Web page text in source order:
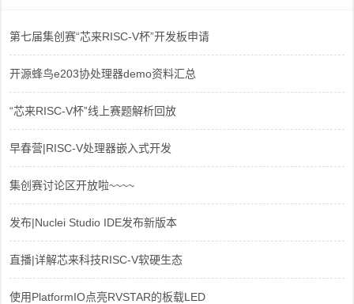
第七届集创赛“芯来RISC-V杯”开发板申请
开源蜂鸟e203协处理器demo资料汇总
“芯来RISC-V杯”线上赛题解析回放
早春营|RISC-V处理器嵌入式开发
集创赛讨论区开放啦~~~~
发布|Nuclei Studio IDE发布新版本
直播|详解芯来科技RISC-V软硬生态
使用PlatformIO点亮RVSTAR的板载LED